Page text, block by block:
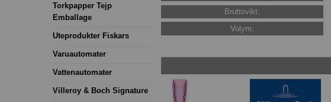
Torkpapper Tejp
Emballage
Uteprodukter Fiskars
Varuautomater
Vattenautomater
Villeroy & Boch Signature
Bruttovikt:
Volym: